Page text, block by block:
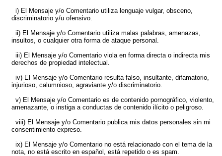
i) El Mensaje y/o Comentario utiliza lenguaje vulgar, obsceno,
discriminatorio y/u ofensivo.
ii) El Mensaje y/o Comentario utiliza malas palabras, amenazas,
insultos, o cualquier otra forma de ataque personal.
iii) El Mensaje y/o Comentario viola en forma directa o indirecta mis
derechos de propiedad intelectual.
iv) El Mensaje y/o Comentario resulta falso, insultante, difamatorio,
injurioso, calumnioso, agraviante y/o discriminatorio.
v) El Mensaje y/o Comentario es de contenido pornográfico, violento,
amenazante, o instiga a conductas de contenido ilícito o peligroso.
viii) El Mensaje y/o Comentario publica mis datos personales sin mi
consentimiento expreso.
ix) El Mensaje y/o Comentario no está relacionado con el tema de la
nota, no está escrito en español, está repetido o es spam.